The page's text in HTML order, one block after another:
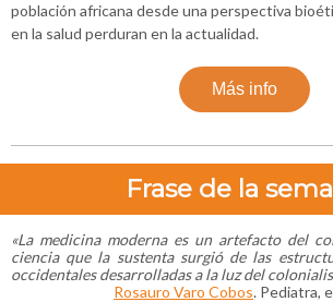
población africana desde una perspectiva
en la salud perduran en la actualidad.
Más info
Frase de la
«La medicina moderna es un artefacto del
ciencia que la sustenta surgió de las
occidentales desarrolladas a la luz del
Rosauro Varo Cobos. Pediatra,